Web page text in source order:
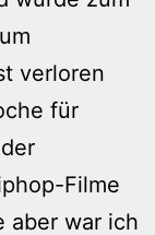
verloren
für
Filme
aber war ich